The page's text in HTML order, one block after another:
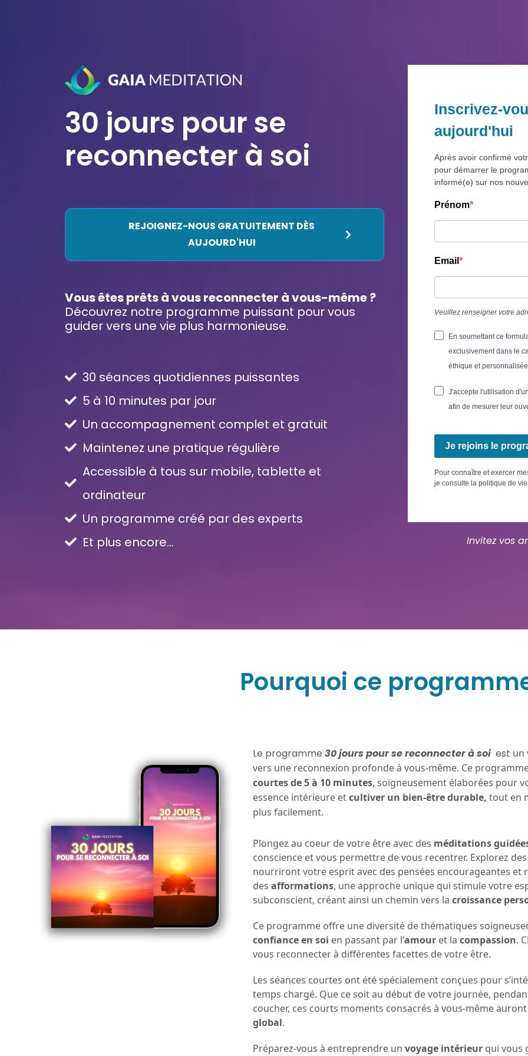
30 jours pour se
reconnecter à soi
REJOIGNEZ-NOUS GRATUITEMENT DÈS
AUJOURD'HUI
Vous êtes prêts à vous reconnecter à vous-même ?
Découvrez notre programme puissant pour vous
guider vers une vie plus harmonieuse.
30 séances quotidiennes puissantes
5 à 10 minutes par jour
Un accompagnement complet et gratuit
Maintenez une pratique régulière
Accessible à tous sur mobile, tablette et
ordinateur
Un programme créé par des experts
Et plus encore...
Inscrivez-
aujourd'hui
Après avoir confirmé
pour démarrer le
informé(e) sur nos
Prénom
Email
Veuillez renseigner votre
En soumettant ce
exclusivement dans le
éthique et
J'accepte l'utilisation
afin de mesurer leur
Je rejoins le
Pour connaître et exercer
je consulte la politique de
Invitez vos
Pourquoi ce
Le programme 30 jours pour se reconnecter à soi est un
vers une reconnexion profonde à vous-même. Ce
courtes de 5 à 10 minutes, soigneusement élaborées pour
essence intérieure etcultiver un bien-être durable, tout en
plus facilement.
Plongez au coeur de votre être avec des méditations
conscience et vous permettre de vous recentrer. Explorez
nourriront votre esprit avec des pensées encourageantes
des afformations, une approche unique qui stimule votre
subconscient, créant ainsi un chemin vers la croissance
Ce programme offre une diversité de thématiques
confiance en soi en passant par l’amouret la compassion.
vous reconnecter à différentes facettes de votre être.
Les séances courtes ont été spécialement conçues pour
temps chargé. Que ce soit au début de votre journée,
coucher, ces courts moments consacrés à vous-même
global.
Préparez-vous à entreprendre un voyage intérieurqui vous